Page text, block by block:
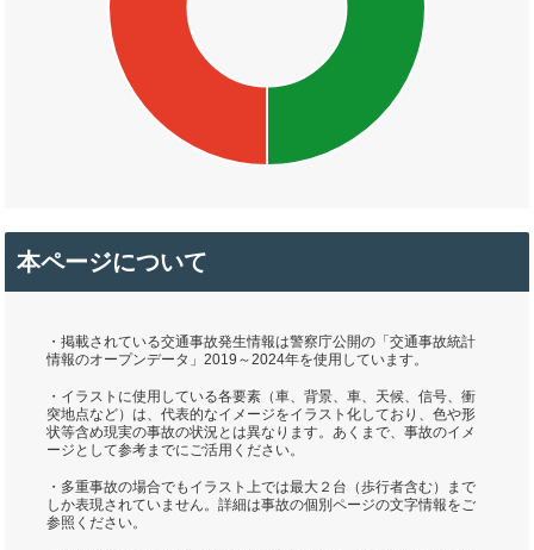
本ページについて
・掲載されている交通事故発生情報は警察庁公開の「交通事故統計
情報のオープンデータ」2019～2024年を使用しています。
・イラストに使用している各要素（車、背景、車、天候、信号、衝
突地点など）は、代表的なイメージをイラスト化しており、色や形
状等含め現実の事故の状況とは異なります。あくまで、事故のイメ
ージとして参考までにご活用ください。
・多重事故の場合でもイラスト上では最大２台（歩行者含む）まで
しか表現されていません。詳細は事故の個別ページの文字情報をご
参照ください。